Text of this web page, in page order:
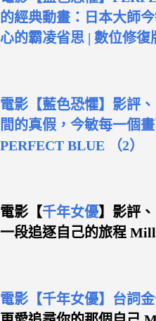
的經典動畫：日本大師
心的霸凌省思 | 數位修復
電影【藍色恐懼】影評
間的真假，今敏每一個
PERFECT BLUE （2）
電影【千年女優】影評
一段追逐自己的旅程
電影【千年女優】台詞